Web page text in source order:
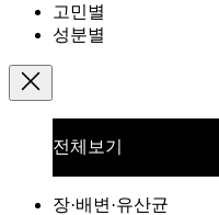
고민별
성분별
전체보기
장·배변·유산균